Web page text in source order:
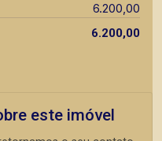
6.200,00
6.200,00
este imóvel